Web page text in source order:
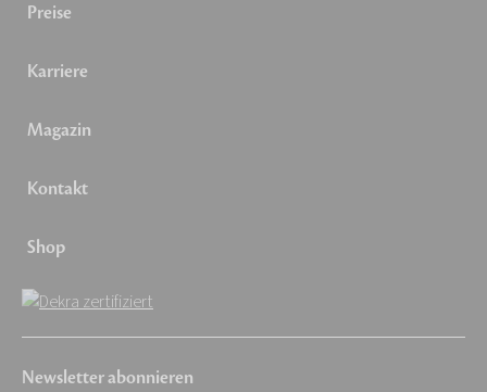
Preise
Karriere
Magazin
Kontakt
Shop
Newsletter abonnieren